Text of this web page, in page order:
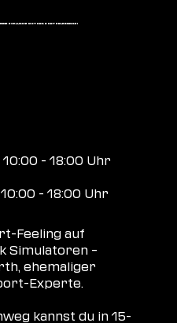
EXKLUSIVE MOTORSPORT ERLEBNISSE!
- 18:00 Uhr
- 18:00 Uhr
Feeling auf
Simulatoren –
ehemaliger
Experte.
kannst du in 15-